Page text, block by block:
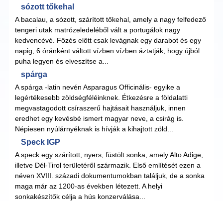
sózott tőkehal
A bacalau, a sózott, szárított tőkehal, amely a nagy felfedező
tengeri utak matrózeledeléből vált a portugálok nagy
kedvencévé. Főzés előtt csak levágnak egy darabot és egy
napig, 6 óránként váltott vízben vízben áztatják, hogy újból
puha legyen és elveszítse a...
spárga
A spárga -latin nevén Asparagus Officinális- egyike a
legértékesebb zöldségféléinknek. Étkezésre a földalatti
megvastagodott csíraszerű hajtásait használjuk, innen
eredhet egy kevésbé ismert magyar neve, a csirág is.
Népiesen nyúlárnyéknak is hívják a kihajtott zöld...
Speck IGP
A speck egy szárított, nyers, füstölt sonka, amely Alto Adige,
illetve Dél-Tirol területéről származik. Első említését ezen a
néven XVIII. századi dokumentumokban találjuk, de a sonka
maga már az 1200-as években létezett. A helyi
sonkakészítők célja a hús konzerválása...